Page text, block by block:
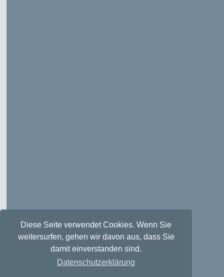
Diese Seite verwendet Cookies. Wenn Sie
weitersurfen, gehen wir davon aus, dass Sie
damit einverstanden sind.
Datenschutzerklärung